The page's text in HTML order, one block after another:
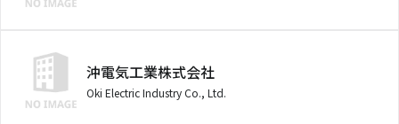
沖電気工業株式会社
Oki Electric Industry Co., Ltd.